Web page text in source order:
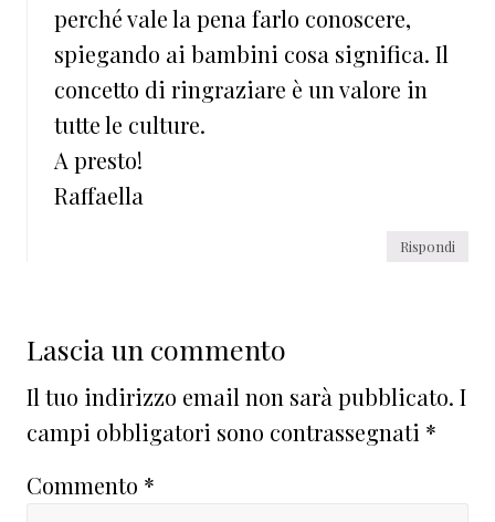
perché vale la pena farlo conoscere,
spiegando ai bambini cosa significa. Il
concetto di ringraziare è un valore in
tutte le culture.
A presto!
Raffaella
Rispondi
Lascia un commento
Il tuo indirizzo email non sarà pubblicato. I
campi obbligatori sono contrassegnati *
Commento *